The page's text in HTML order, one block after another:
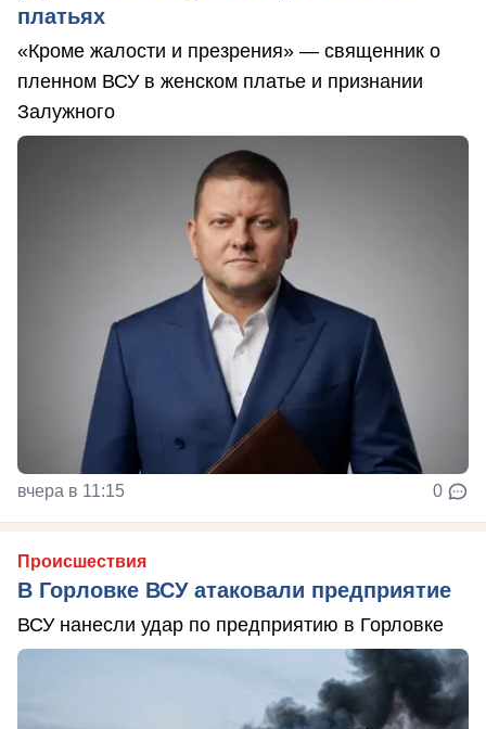
платьях
«Кроме жалости и презрения» — священник о
пленном ВСУ в женском платье и признании
Залужного
вчера в 11:15 0
Происшествия
В Горловке ВСУ атаковали предприятие
ВСУ нанесли удар по предприятию в Горловке